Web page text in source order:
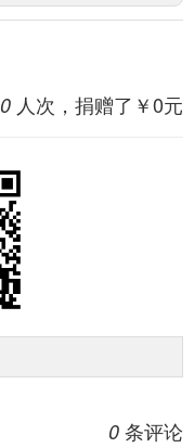
0 人次，捐赠了￥0元
0 条评论